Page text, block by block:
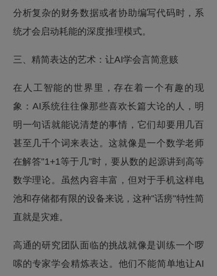
分析复杂的财务数据或者协助编写代码时，系
统才会启动耗能的深度推理模式。
三、精简表达的艺术：让AI学会言简意赅
在人工智能的世界里，存在着一个有趣的现
象：AI系统往往像那些喜欢长篇大论的人，明
明一句话就能说清楚的事情，它们却要用几百
甚至几千个词来表达。这就像是一个数学老师
在解答"1+1等于几"时，要从数的起源讲到高等
数学理论。虽然内容丰富，但对于手机这样电
池和存储都有限的设备来说，这种"话痨"特性简
直就是灾难。
高通的研究团队面临的挑战就像是训练一个啰
嗦的专家学会精炼表达。他们不能简单地让AI